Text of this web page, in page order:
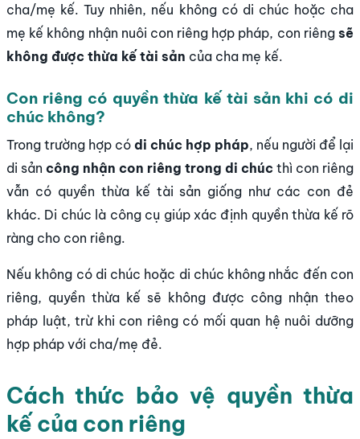
cha/mẹ kế. Tuy nhiên, nếu không có di chúc hoặc cha
mẹ kế không nhận nuôi con riêng hợp pháp, con riêng sẽ
không được thừa kế tài sản của cha mẹ kế.
Con riêng có quyền thừa kế tài sản khi có di
chúc không?
Trong trường hợp có di chúc hợp pháp, nếu người để lại
di sản công nhận con riêng trong di chúc thì con riêng
vẫn có quyền thừa kế tài sản giống như các con đẻ
khác. Di chúc là công cụ giúp xác định quyền thừa kế rõ
ràng cho con riêng.
Nếu không có di chúc hoặc di chúc không nhắc đến con
riêng, quyền thừa kế sẽ không được công nhận theo
pháp luật, trừ khi con riêng có mối quan hệ nuôi dưỡng
hợp pháp với cha/mẹ đẻ.
Cách thức bảo vệ quyền thừa
kế của con riêng